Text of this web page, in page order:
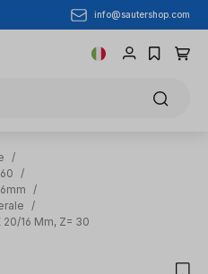
info@sautershop.com
/
/
/
/
20/16 Mm, Z= 30